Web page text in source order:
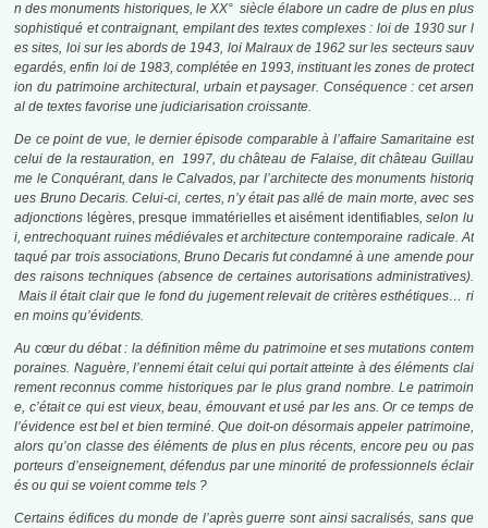
n des monuments historiques, le XX° siècle élabore un cadre de plus en plus
sophistiqué et contraignant, empilant des textes complexes : loi de 1930 sur l
es sites, loi sur les abords de 1943, loi Malraux de 1962 sur les secteurs sauv
egardés, enfin loi de 1983, complétée en 1993, instituant les zones de protect
ion du patrimoine architectural, urbain et paysager. Conséquence : cet arsen
al de textes favorise une judiciarisation croissante.
De ce point de vue, le dernier épisode comparable à l’affaire Samaritaine est
celui de la restauration, en 1997, du château de Falaise, dit château Guillau
me le Conquérant, dans le Calvados, par l’architecte des monuments historiq
ues Bruno Decaris. Celui-ci, certes, n’y était pas allé de main morte, avec ses
adjonctions légères, presque immatérielles et aisément identifiables, selon lu
i, entrechoquant ruines médiévales et architecture contemporaine radicale. At
taqué par trois associations, Bruno Decaris fut condamné à une amende pour
des raisons techniques (absence de certaines autorisations administratives).
Mais il était clair que le fond du jugement relevait de critères esthétiques… ri
en moins qu’évidents.
Au cœur du débat : la définition même du patrimoine et ses mutations contem
poraines. Naguère, l’ennemi était celui qui portait atteinte à des éléments clai
rement reconnus comme historiques par le plus grand nombre. Le patrimoin
e, c’était ce qui est vieux, beau, émouvant et usé par les ans. Or ce temps de
l’évidence est bel et bien terminé. Que doit-on désormais appeler patrimoine,
alors qu’on classe des éléments de plus en plus récents, encore peu ou pas
porteurs d’enseignement, défendus par une minorité de professionnels éclair
és ou qui se voient comme tels ?
Certains édifices du monde de l’après guerre sont ainsi sacralisés, sans que